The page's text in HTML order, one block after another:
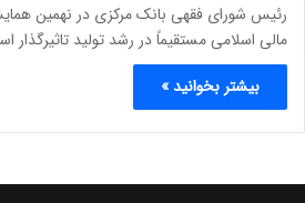
رئیس شورای فقهی بانک مرکزی در نهمین
مالی اسلامی مستقیماً در رشد تولید تاثیرگذار
بیشتر بخوانید »